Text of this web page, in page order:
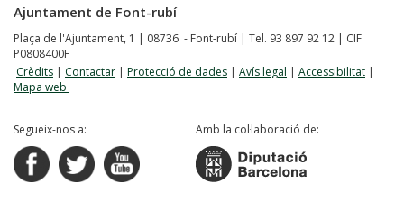
Ajuntament de Font-rubí
Plaça de l'Ajuntament, 1 | 08736 - Font-rubí | Tel. 93 897 92 12 | CIF
P0808400F
Crèdits | Contactar | Protecció de dades | Avís legal | Accessibilitat |
Mapa web
Segueix-nos a: Amb la col·laboració de: